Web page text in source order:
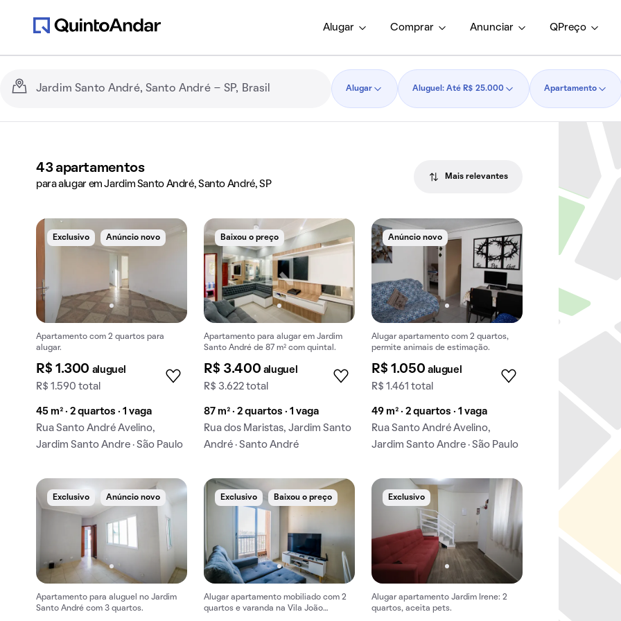
Alugar Comprar Anunciar QPreço
Alugar Aluguel: Até R$ 25.000 Apartamento
43 apartamentos
para alugar em Jardim Santo André, Santo André, SP
Mais relevantes
Exclusivo Anúncio novo
Apartamento com 2 quartos para
alugar.
R$ 1.300 aluguel
R$ 1.590 total
45 m² · 2 quartos · 1 vaga
Rua Santo André Avelino,
Jardim Santo Andre · São Paulo
Baixou o preço
Apartamento para alugar em Jardim
Santo André de 87 m² com quintal.
R$ 3.400 aluguel
R$ 3.622 total
87 m² · 2 quartos · 1 vaga
Rua dos Maristas, Jardim Santo
André · Santo André
Anúncio novo
Alugar apartamento com 2 quartos,
permite animais de estimação.
R$ 1.050 aluguel
R$ 1.461 total
49 m² · 2 quartos · 1 vaga
Rua Santo André Avelino,
Jardim Santo Andre · São Paulo
Exclusivo Anúncio novo
Apartamento para aluguel no Jardim
Santo André com 3 quartos.
Exclusivo Baixou o preço
Alugar apartamento mobiliado com 2
quartos e varanda na Vila João
Exclusivo
Alugar apartamento Jardim Irene: 2
quartos, aceita pets.